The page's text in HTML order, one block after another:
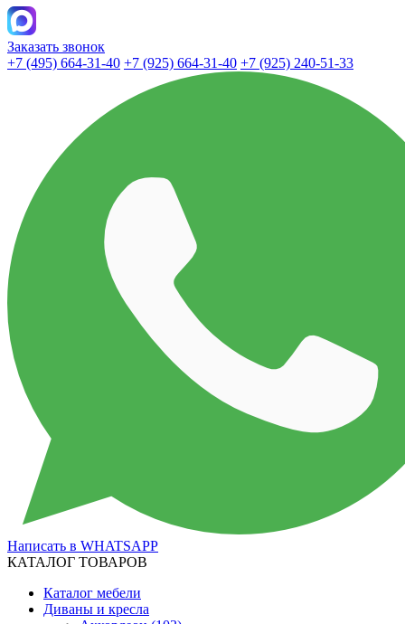
Заказать звонок
+7 (495) 664-31-40 +7 (925) 664-31-40 +7 (925) 240-51-33
Написать в WHATSAPP
КАТАЛОГ ТОВАРОВ
Каталог мебели
Диваны и кресла